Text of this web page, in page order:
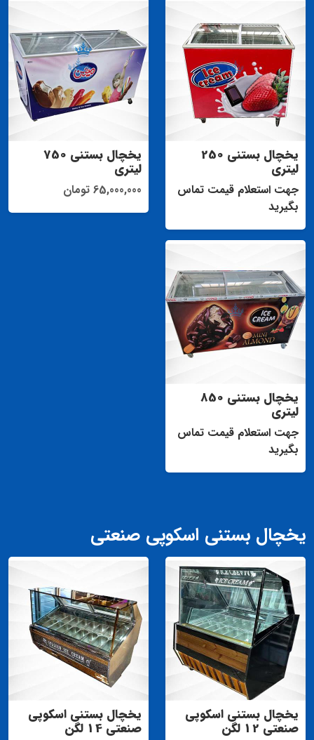
یخچال بستنی 250
لیتری
جهت استعلام قیمت تماس
بگیرید
یخچال بستنی 750
لیتری
65,000,000 تومان
یخچال بستنی 850
لیتری
جهت استعلام قیمت تماس
بگیرید
یخچال بستنی اسکوپی صنعتی
یخچال بستنی اسکوپی
صنعتی 12 لگن
یخچال بستنی اسکوپی
صنعتی 14 لگن